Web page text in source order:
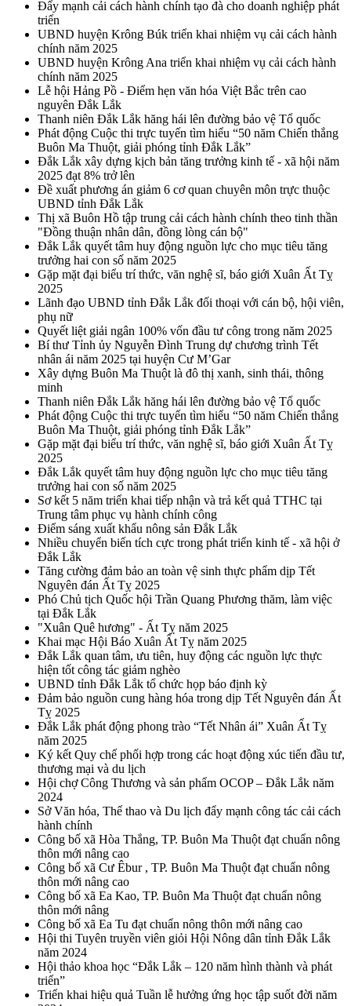
Đẩy mạnh cải cách hành chính tạo đà cho doanh nghiệp phát
triển
UBND huyện Krông Búk triển khai nhiệm vụ cải cách hành
chính năm 2025
UBND huyện Krông Ana triển khai nhiệm vụ cải cách hành
chính năm 2025
Lễ hội Hảng Pồ - Điểm hẹn văn hóa Việt Bắc trên cao
nguyên Đắk Lắk
Thanh niên Đắk Lắk hăng hái lên đường bảo vệ Tổ quốc
Phát động Cuộc thi trực tuyến tìm hiểu “50 năm Chiến thắng
Buôn Ma Thuột, giải phóng tỉnh Đắk Lắk”
Đắk Lắk xây dựng kịch bản tăng trưởng kinh tế - xã hội năm
2025 đạt 8% trở lên
Đề xuất phương án giảm 6 cơ quan chuyên môn trực thuộc
UBND tỉnh Đắk Lắk
Thị xã Buôn Hồ tập trung cải cách hành chính theo tinh thần
"Đồng thuận nhân dân, đồng lòng cán bộ"
Đắk Lắk quyết tâm huy động nguồn lực cho mục tiêu tăng
trưởng hai con số năm 2025
Gặp mặt đại biểu trí thức, văn nghệ sĩ, báo giới Xuân Ất Tỵ
2025
Lãnh đạo UBND tỉnh Đắk Lắk đối thoại với cán bộ, hội viên,
phụ nữ
Quyết liệt giải ngân 100% vốn đầu tư công trong năm 2025
Bí thư Tỉnh ủy Nguyễn Đình Trung dự chương trình Tết
nhân ái năm 2025 tại huyện Cư M’Gar
Xây dựng Buôn Ma Thuột là đô thị xanh, sinh thái, thông
minh
Thanh niên Đắk Lắk hăng hái lên đường bảo vệ Tổ quốc
Phát động Cuộc thi trực tuyến tìm hiểu “50 năm Chiến thắng
Buôn Ma Thuột, giải phóng tỉnh Đắk Lắk”
Gặp mặt đại biểu trí thức, văn nghệ sĩ, báo giới Xuân Ất Tỵ
2025
Đắk Lắk quyết tâm huy động nguồn lực cho mục tiêu tăng
trưởng hai con số năm 2025
Sơ kết 5 năm triển khai tiếp nhận và trả kết quả TTHC tại
Trung tâm phục vụ hành chính công
Điểm sáng xuất khẩu nông sản Đắk Lắk
Nhiều chuyển biến tích cực trong phát triển kinh tế - xã hội ở
Đắk Lắk
Tăng cường đảm bảo an toàn vệ sinh thực phẩm dịp Tết
Nguyên đán Ất Tỵ 2025
Phó Chủ tịch Quốc hội Trần Quang Phương thăm, làm việc
tại Đắk Lắk
"Xuân Quê hương" - Ất Tỵ năm 2025
Khai mạc Hội Báo Xuân Ất Tỵ năm 2025
Đắk Lắk quan tâm, ưu tiên, huy động các nguồn lực thực
hiện tốt công tác giảm nghèo
UBND tỉnh Đắk Lắk tổ chức họp báo định kỳ
Đảm bảo nguồn cung hàng hóa trong dịp Tết Nguyên đán Ất
Tỵ 2025
Đắk Lắk phát động phong trào “Tết Nhân ái” Xuân Ất Tỵ
năm 2025
Ký kết Quy chế phối hợp trong các hoạt động xúc tiến đầu tư,
thương mại và du lịch
Hội chợ Công Thương và sản phẩm OCOP – Đắk Lắk năm
2024
Sở Văn hóa, Thể thao và Du lịch đẩy mạnh công tác cải cách
hành chính
Công bố xã Hòa Thắng, TP. Buôn Ma Thuột đạt chuẩn nông
thôn mới nâng cao
Công bố xã Cư Êbur , TP. Buôn Ma Thuột đạt chuẩn nông
thôn mới nâng cao
Công bố xã Ea Kao, TP. Buôn Ma Thuột đạt chuẩn nông
thôn mới nâng
Công bố xã Ea Tu đạt chuẩn nông thôn mới nâng cao
Hội thi Tuyên truyền viên giỏi Hội Nông dân tỉnh Đắk Lắk
năm 2024
Hội thảo khoa học “Đắk Lắk – 120 năm hình thành và phát
triển”
Triển khai hiệu quả Tuần lễ hưởng ứng học tập suốt đời năm